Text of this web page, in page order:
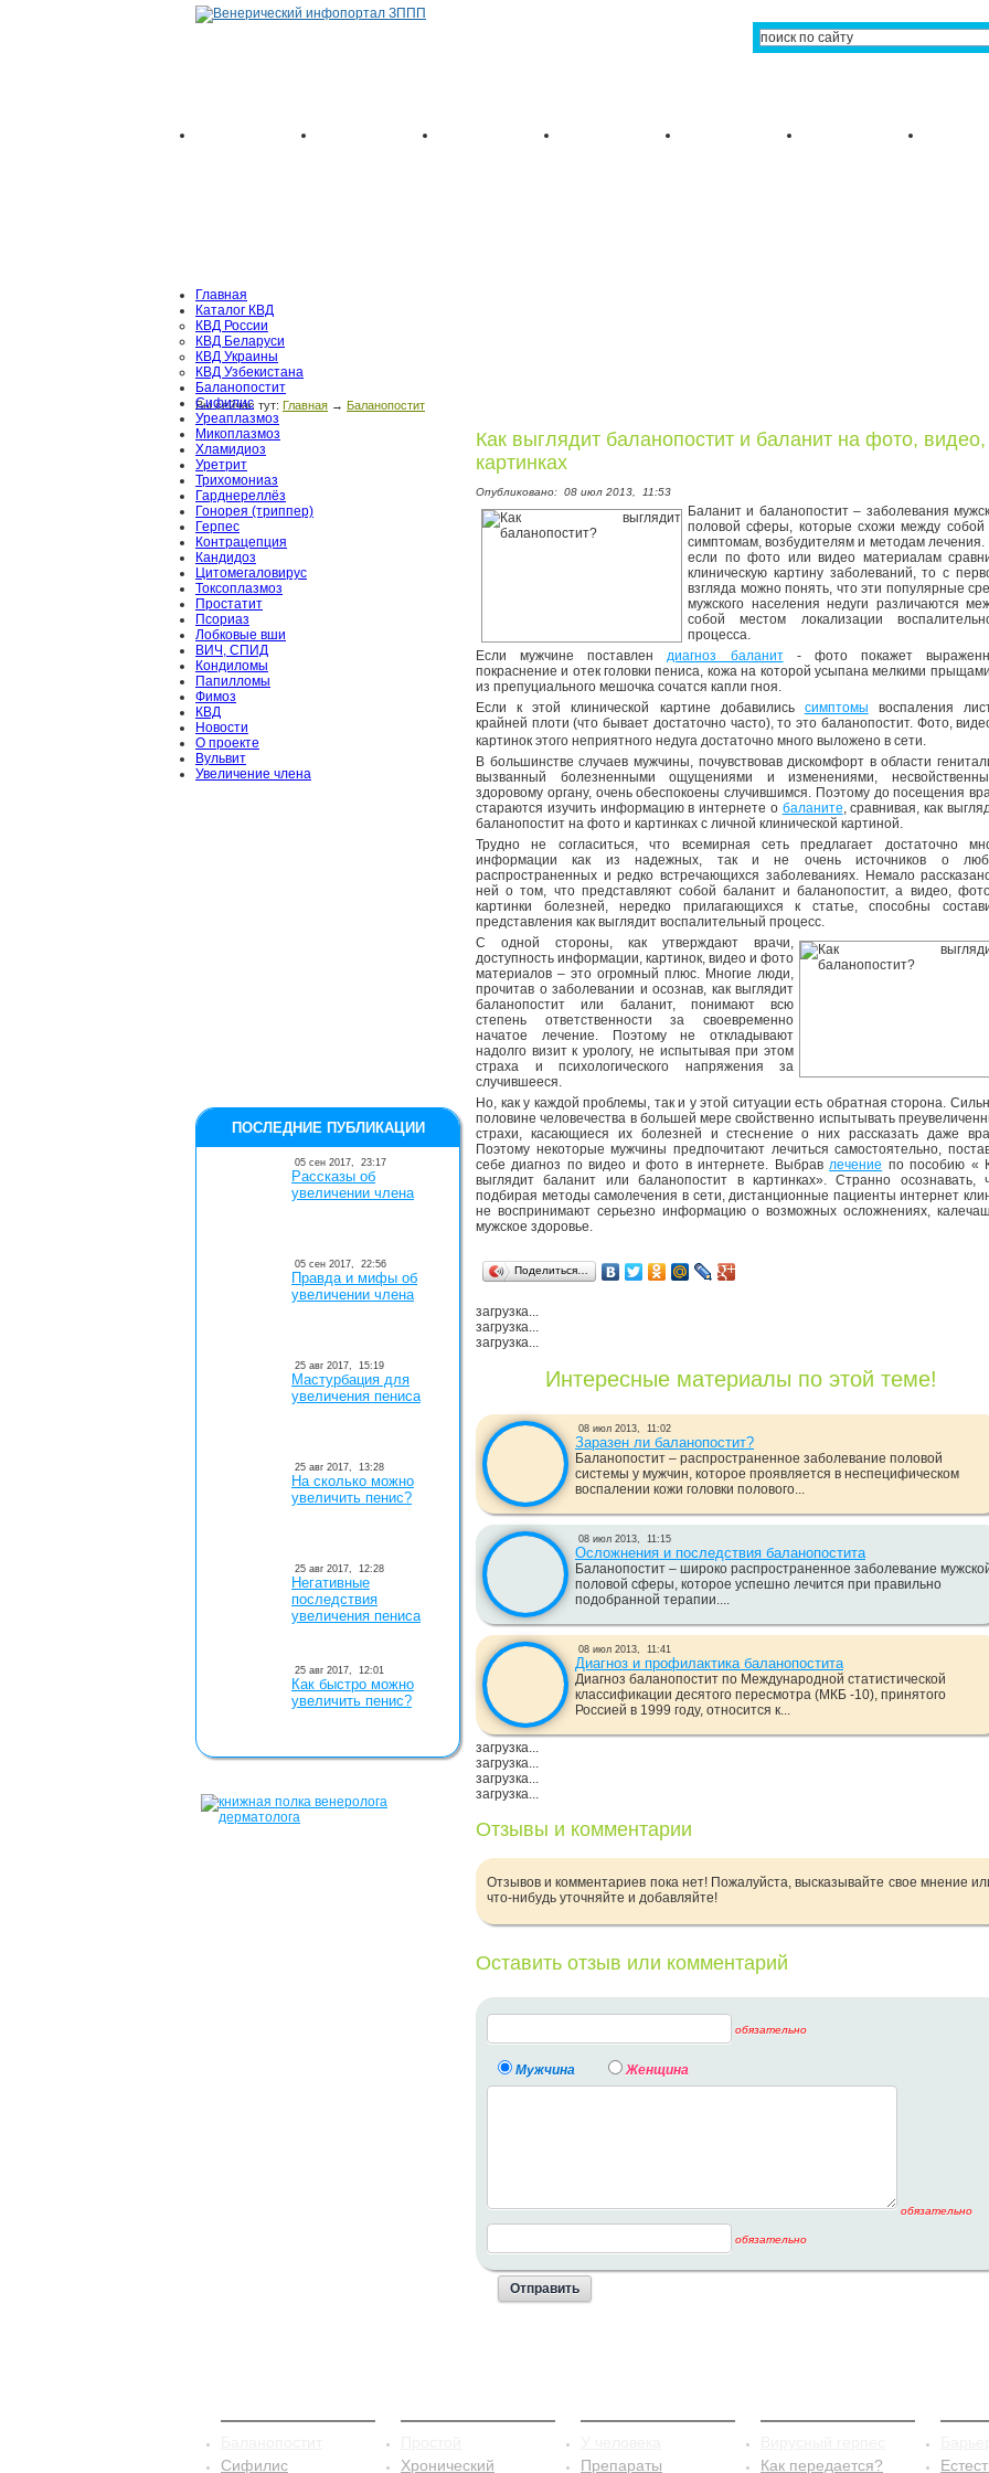
Главная
Каталог КВД
КВД России
КВД Беларуси
КВД Украины
КВД Узбекистана
Баланопостит
Сифилис
Уреаплазмоз
Микоплазмоз
Хламидиоз
Уретрит
Трихомониаз
Гарднереллёз
Гонорея (триппер)
Герпес
Контрацепция
Кандидоз
Цитомегаловирус
Токсоплазмоз
Простатит
Псориаз
Лобковые вши
ВИЧ, СПИД
Кондиломы
Папилломы
Фимоз
КВД
Новости
О проекте
Вульвит
Увеличение члена
Вы сейчас тут: Главная → Баланопостит
Как выглядит баланопостит и баланит на фото,
картинках
Опубликовано: 08 июл 2013, 11:53
Баланит и баланопостит – заболевания
половой сферы, которые схожи между собой
симптомам, возбудителям и методам лечения.
если по фото или видео материалам
клиническую картину заболеваний, то с
взгляда можно понять, что эти популярные
мужского населения недуги различаются
собой местом локализации
процесса.
Если мужчине поставлендиагноз баланит- фото покажет
покраснение и отек головки пениса, кожа на которой усыпана мелкими
из препуциального мешочка сочатся капли гноя.
Если к этой клинической картине добавились симптомы воспаления
крайней плоти (что бывает достаточно часто), то это баланопостит. Фото,
картинок этого неприятного недуга достаточно много выложено в сети.
В большинстве случаев мужчины, почувствовав дискомфорт в области
вызванный болезненными ощущениями и изменениями,
здоровому органу, очень обеспокоены случившимся. Поэтому до посещения
стараются изучить информацию в интернете о баланите, сравнивая, как
баланопостит на фото и картинках с личной клинической картиной.
Трудно не согласиться, что всемирная сеть предлагает достаточно
информации как из надежных, так и не очень источников о
распространенных и редко встречающихся заболеваниях. Немало
ней о том, что представляют собой баланит и баланопостит, а видео,
картинки болезней, нередко прилагающихся к статье, способны
представления как выглядит воспалительный процесс.
С одной стороны, как утверждают врачи,
доступность информации, картинок, видео и фото
материалов – это огромный плюс. Многие люди,
прочитав о заболевании и осознав, как выглядит
баланопостит или баланит, понимают всю
степень ответственности за своевременно
начатое лечение. Поэтому не откладывают
надолго визит к урологу, не испытывая при этом
страха и психологического напряжения за
случившееся.
Но, как у каждой проблемы, так и у этой ситуации есть обратная сторона.
половине человечества в большей мере свойственно испытывать
страхи, касающиеся их болезней и стеснение о них рассказать даже
Поэтому некоторые мужчины предпочитают лечиться самостоятельно,
себе диагноз по видео и фото в интернете. Выбравлечение по пособию «
выглядит баланит или баланопостит в картинках». Странно осознавать,
подбирая методы самолечения в сети, дистанционные пациенты интернет
не воспринимают серьезно информацию о возможных осложнениях,
мужское здоровье.
Поделиться…
загрузка...
загрузка...
загрузка...
Интересные материалы по этой теме!
08 июл 2013, 11:02
Заразен ли баланопостит?
Баланопостит – распространенное заболевание половой
системы у мужчин, которое проявляется в неспецифическом
воспалении кожи головки полового...
08 июл 2013, 11:15
Осложнения и последствия баланопостита
Баланопостит – широко распространенное заболевание
половой сферы, которое успешно лечится при правильно
подобранной терапии....
08 июл 2013, 11:41
Диагноз и профилактика баланопостита
Диагноз баланопостит по Международной статистической
классификации десятого пересмотра (МКБ -10), принятого
Россией в 1999 году, относится к...
загрузка...
загрузка...
загрузка...
загрузка...
Отзывы и комментарии
Отзывов и комментариев пока нет! Пожалуйста, высказывайте свое мнение
что-нибудь уточняйте и добавляйте!
Оставить отзыв или комментарий
обязательно
Мужчина Женщина
обязательно
обязательно
ПОСЛЕДНИЕ ПУБЛИКАЦИИ
05 сен 2017, 23:17
Рассказы об
увеличении члена
05 сен 2017, 22:56
Правда и мифы об
увеличении члена
25 авг 2017, 15:19
Мастурбация для
увеличения пениса
25 авг 2017, 13:28
На сколько можно
увеличить пенис?
25 авг 2017, 12:28
Негативные
последствия
увеличения пениса
25 авг 2017, 12:01
Как быстро можно
увеличить пенис?
Сифилис
Хронический
Препараты
Как передается?